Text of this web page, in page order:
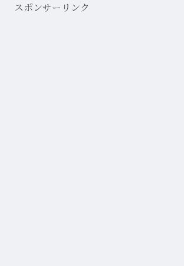
スポンサーリンク